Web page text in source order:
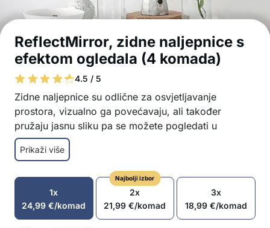
ReflectMirror, zidne naljepnice s
efektom ogledala (4 komada)
4.5 / 5
Zidne naljepnice su odlične za osvjetljavanje
prostora, vizualno ga povećavaju, ali također
pružaju jasnu sliku pa se možete pogledati u
ogledalo!
Izrađene od visokokvalitetnog akrila, pružaju
jasnu i realističnu refleksiju
Debljine 2 mm za veću izdržljivost
Odlične za dekoriranje i vizualno poboljšanje
prostora
Prikaži više
1x
24,99€/komad
Najbolji izbor
2x
21,99€/komad
3x
18,99€/komad